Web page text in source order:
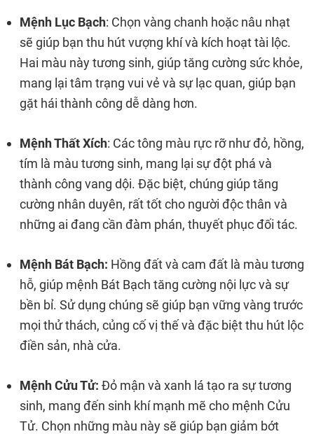
Mệnh Lục Bạch: Chọn vàng chanh hoặc nâu nhạt
sẽ giúp bạn thu hút vượng khí và kích hoạt tài lộc.
Hai màu này tương sinh, giúp tăng cường sức khỏe,
mang lại tâm trạng vui vẻ và sự lạc quan, giúp bạn
gặt hái thành công dễ dàng hơn.
Mệnh Thất Xích: Các tông màu rực rỡ như đỏ, hồng,
tím là màu tương sinh, mang lại sự đột phá và
thành công vang dội. Đặc biệt, chúng giúp tăng
cường nhân duyên, rất tốt cho người độc thân và
những ai đang cần đàm phán, thuyết phục đối tác.
Mệnh Bát Bạch: Hồng đất và cam đất là màu tương
hỗ, giúp mệnh Bát Bạch tăng cường nội lực và sự
bền bỉ. Sử dụng chúng sẽ giúp bạn vững vàng trước
mọi thử thách, củng cố vị thế và đặc biệt thu hút lộc
điền sản, nhà cửa.
Mệnh Cửu Tử: Đỏ mận và xanh lá tạo ra sự tương
sinh, mang đến sinh khí mạnh mẽ cho mệnh Cửu
Tử. Chọn những màu này sẽ giúp bạn giảm bớt